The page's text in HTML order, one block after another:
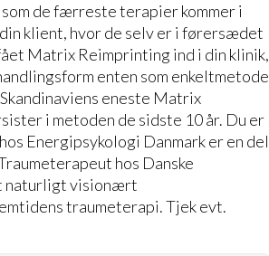
de færreste terapier kommer i
klient, hvor de selv er i førersædet
Matrix Reimprinting ind i din klinik,
enten som enkeltmetode
eneste Matrix
i metoden de sidste 10 år. Du er
Energipsykologi Danmark er en del
hos Danske
naturligt visionært
traumeterapi. Tjek evt.